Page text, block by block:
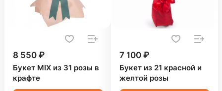
8 550 ₽
Букет MIX из 31 розы в
крафте
7 100 ₽
Букет из 21 красной и
желтой розы